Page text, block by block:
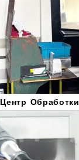
Центр Обработки